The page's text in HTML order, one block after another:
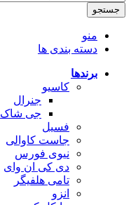
جستجو
منو
دسته بندی ها
برندها
کاسیو
جنرال
جی شاک
فسیل
جاست کاوالی
نیوی فورس
دی کی ان وای
تامی هلفیگر
انزو